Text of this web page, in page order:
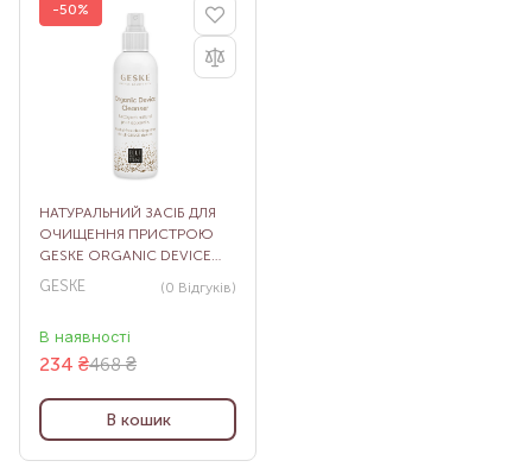
-50%
НАТУРАЛЬНИЙ ЗАСІБ ДЛЯ
ОЧИЩЕННЯ ПРИСТРОЮ
GESKE ORGANIC DEVICE
CLEANSER, 150 МЛ
GESKE (0 Відгуків)
В наявності
468 ₴
234 ₴
В кошик